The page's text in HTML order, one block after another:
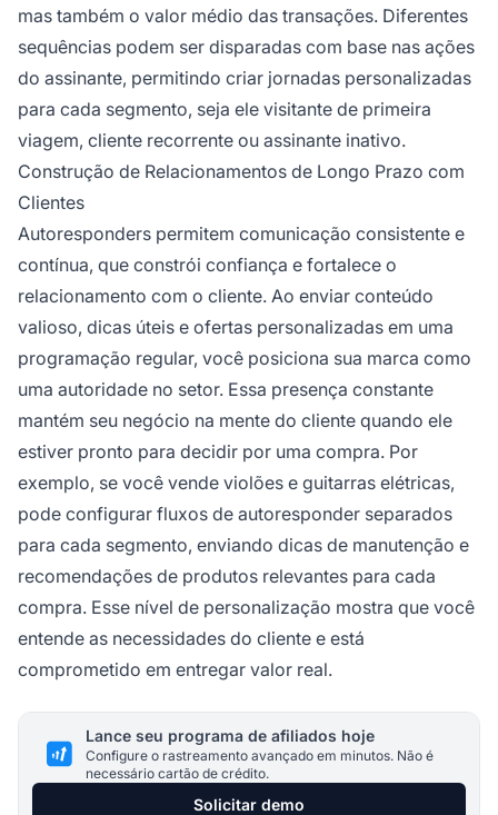
mas também o valor médio das transações. Diferentes
sequências podem ser disparadas com base nas ações
do assinante, permitindo criar jornadas personalizadas
para cada segmento, seja ele visitante de primeira
viagem, cliente recorrente ou assinante inativo.
Construção de Relacionamentos de Longo Prazo com
Clientes
Autoresponders permitem comunicação consistente e
contínua, que constrói confiança e fortalece o
relacionamento com o cliente. Ao enviar conteúdo
valioso, dicas úteis e ofertas personalizadas em uma
programação regular, você posiciona sua marca como
uma autoridade no setor. Essa presença constante
mantém seu negócio na mente do cliente quando ele
estiver pronto para decidir por uma compra. Por
exemplo, se você vende violões e guitarras elétricas,
pode configurar fluxos de autoresponder separados
para cada segmento, enviando dicas de manutenção e
recomendações de produtos relevantes para cada
compra. Esse nível de personalização mostra que você
entende as necessidades do cliente e está
comprometido em entregar valor real.
Lance seu programa de afiliados hoje
Configure o rastreamento avançado em minutos. Não é
necessário cartão de crédito.
Solicitar demo